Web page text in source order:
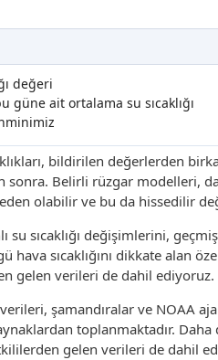
değeri
güne ait ortalama su sıcaklığı
bildirilen değerlerden
Belirli rüzgar modelleri,
olabilir ve bu da hissedilir
su sıcaklığı değişimlerini,
hava sıcaklığını dikkate alan
gelen verileri de dahil ediyoruz.
şamandıralar ve NOAA
toplanmaktadır.
gelen verileri de dahil